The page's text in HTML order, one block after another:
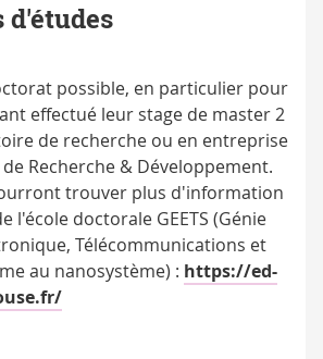
d'études
possible, en particulier pour
effectué leur stage de master 2
de recherche ou en entreprise
Recherche & Développement.
trouver plus d'information
l'école doctorale GEETS (Génie
Télécommunications et
au nanosystème) : https://ed-